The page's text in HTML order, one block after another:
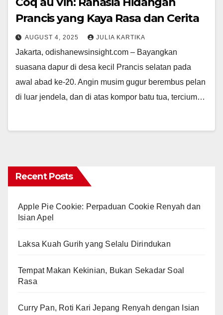
Prancis yang Kaya Rasa dan Cerita
AUGUST 4, 2025 JULIA KARTIKA
Jakarta, odishanewsinsight.com – Bayangkan
suasana dapur di desa kecil Prancis selatan pada
awal abad ke-20. Angin musim gugur berembus pelan
di luar jendela, dan di atas kompor batu tua, tercium…
Recent Posts
Apple Pie Cookie: Perpaduan Cookie Renyah dan
Isian Apel
Laksa Kuah Gurih yang Selalu Dirindukan
Tempat Makan Kekinian, Bukan Sekadar Soal
Rasa
Curry Pan, Roti Kari Jepang Renyah dengan Isian